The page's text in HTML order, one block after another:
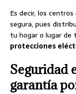
Es decir, los
segura, pues
tu hogar o lugar de
protecciones
Seguridad
garantía